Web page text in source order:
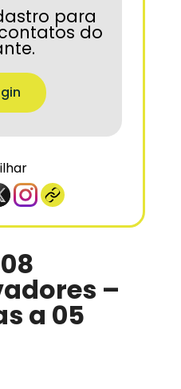
para
do
–
a 05